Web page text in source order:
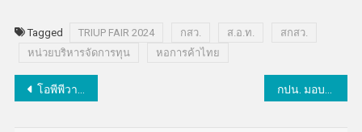
Tagged TRIUP FAIR 2024 กสว. ส.อ.ท.
สกสว.
หน่วยบริหารจัดการทุน
หอการค้าไทย
แนะแนว
โอพีพีวาย จัดพิธีมอบวุฒิบัตรให้ผู้สำเร็จหลักสูตร “ถอดรหัสยังสมาร์ท วัย YOLD รุ่นที่1”